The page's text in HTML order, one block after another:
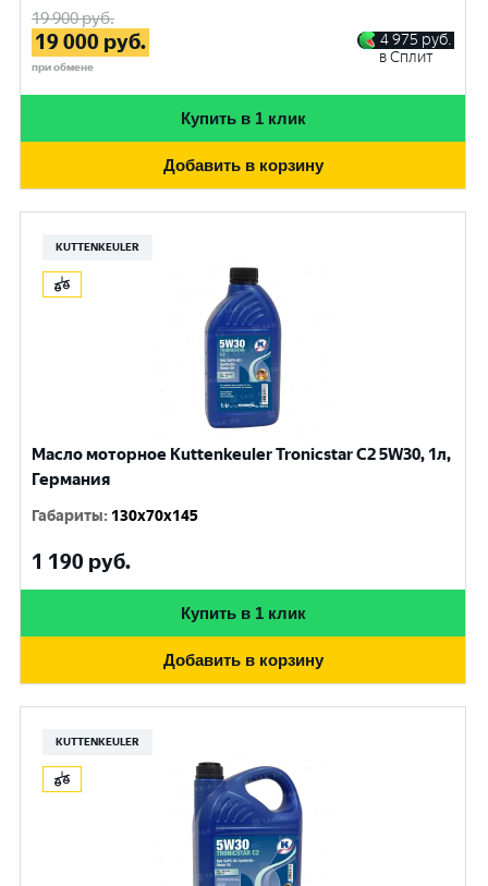
19 900руб.
19 000 руб.
при обмене
4 975 руб.
в Сплит
Купить в 1 клик
Добавить в корзину
KUTTENKEULER
Масло моторное Kuttenkeuler Tronicstar C2 5W30, 1л,
Германия
Габариты: 130x70x145
1 190 руб.
Купить в 1 клик
Добавить в корзину
KUTTENKEULER